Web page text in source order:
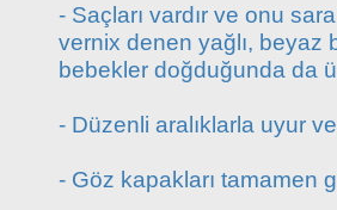
- Saçları vardır ve onu
vernix denen yağlı, beyaz
bebekler doğduğunda da
- Düzenli aralıklarla uyur
- Göz kapakları tamamen